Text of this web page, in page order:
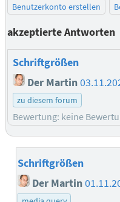
Benutzerkonto erstellen
akzeptierte Antworten
Schriftgrößen
Der Martin
zu diesem forum
Bewertung: keine
Schriftgrößen
Der Martin